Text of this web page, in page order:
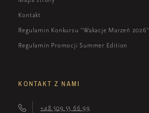
Kontakt
Regulamin Konkursu "Wakacje Marzeń 2026"
Regulamin Promocji Summer Edition
KONTAKT Z NAMI
+48 509 55 66 99